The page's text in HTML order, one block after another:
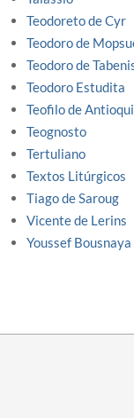
Teodoreto de Cyr
Teodoro de
Teodoro de
Teodoro Estudita
Teofilo de
Teognosto
Tertuliano
Textos Litúrgicos
Tiago de Saroug
Vicente de Lerins
Youssef Bousnaya